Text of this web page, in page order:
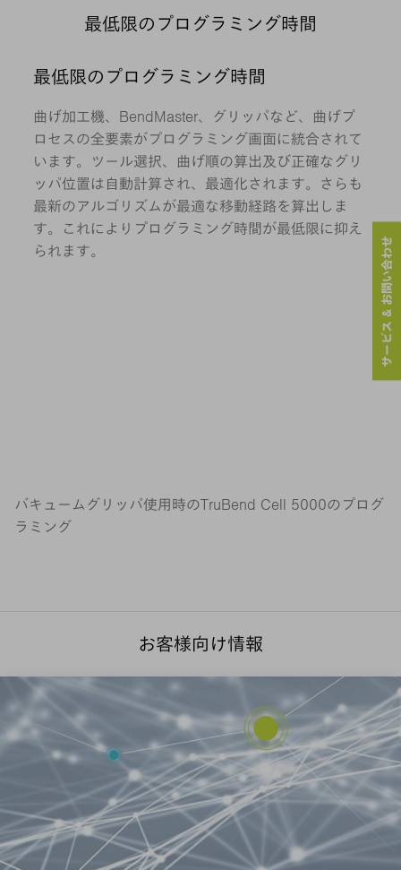
最低限のプログラミング時間
最低限のプログラミング時間
曲げ加工機、BendMaster、グリッパなど、曲げプ
ロセスの全要素がプログラミング画面に統合されて
います。ツール選択、曲げ順の算出及び正確なグリ
ッパ位置は自動計算され、最適化されます。さらも
最新のアルゴリズムが最適な移動経路を算出しま
す。これによりプログラミング時間が最低限に抑え
られます。
バキュームグリッパ使用時のTruBend Cell 5000のプログ
ラミング
お客様向け情報
サービス & お問い合わせ